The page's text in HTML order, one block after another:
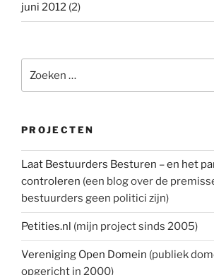
juni 2012 (2)
naar:
PROJECTEN
Laat Bestuurders Besturen – en het
controleren (een blog over de
bestuurders geen politici zijn)
Petities.nl (mijn project sinds 2005)
Vereniging Open Domein (publiek
opgericht in 2000)